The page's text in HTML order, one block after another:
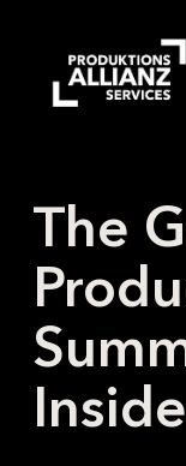
content
The
Inside